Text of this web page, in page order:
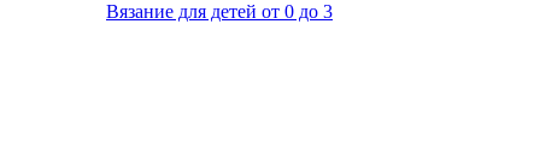
Вязание для детей от 0 до 3